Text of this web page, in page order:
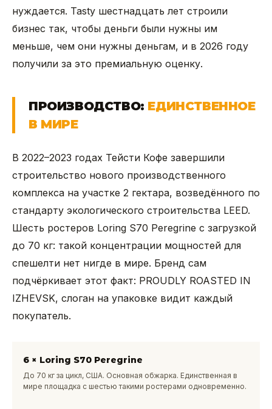
нуждается. Tasty шестнадцать лет строили
бизнес так, чтобы деньги были нужны им
меньше, чем они нужны деньгам, и в 2026 году
получили за это премиальную оценку.
ПРОИЗВОДСТВО: ЕДИНСТВЕННОЕ
В МИРЕ
В 2022–2023 годах Тейсти Кофе завершили
строительство нового производственного
комплекса на участке 2 гектара, возведённого по
стандарту экологического строительства LEED.
Шесть ростеров Loring S70 Peregrine с загрузкой
до 70 кг: такой концентрации мощностей для
спешелти нет нигде в мире. Бренд сам
подчёркивает этот факт: PROUDLY ROASTED IN
IZHEVSK, слоган на упаковке видит каждый
покупатель.
6 × Loring S70 Peregrine
До 70 кг за цикл, США. Основная обжарка. Единственная в
мире площадка с шестью такими ростерами одновременно.